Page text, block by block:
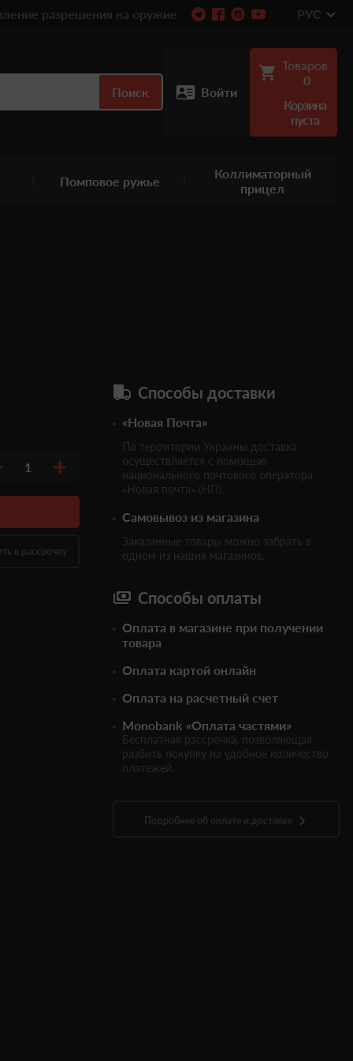
разрешения на оружие РУС
Поиск Войти
Товаров
0
Корзина
пуста
Помповое ружье
Коллиматорный
прицел
1
в рассрочку
Способы доставки
«Новая Почта»
По территории Украины доставка
осуществляется с помощью
национального почтового оператора
«Новая почта» (НП).
Самовывоз из магазина
Заказанные товары можно забрать в
одном из наших магазинов.
Способы оплаты
Оплата в магазине при получении
товара
Оплата картой онлайн
Оплата на расчетный счет
Monobank «Оплата частями»
Бесплатная рассрочка, позволяющая
разбить покупку на удобное количество
платежей.
Подробнее об оплате и доставке